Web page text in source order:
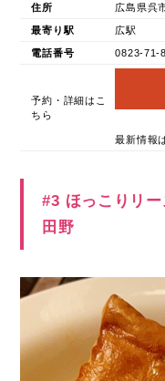
住所 広島県呉
最寄り駅 広駅
電話番号 0823-71-
予約・詳細はこ
ちら
最新情報
#3 ほっこりリ
田野